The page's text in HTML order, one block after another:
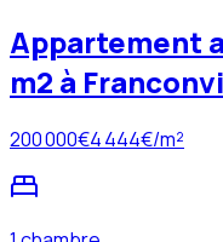
Appartement
m2 à
200 000€4 444€/m²